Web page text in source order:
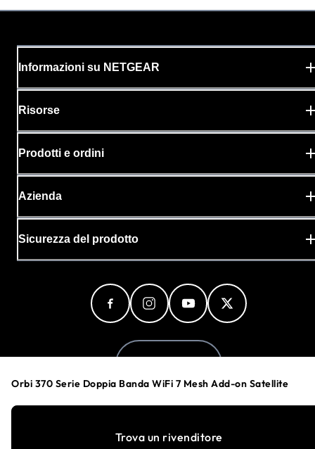
Orbi 370 Serie Doppia Banda WiFi 7 Mesh Add-on Satellite
Trova un rivenditore
Informazioni su NETGEAR
Risorse
Prodotti e ordini
Azienda
Sicurezza del prodotto
Preferenze cookie